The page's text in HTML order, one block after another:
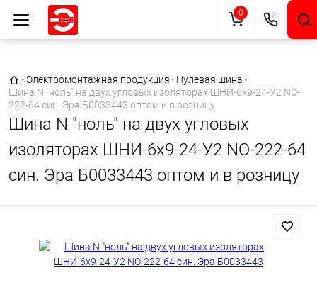
Главная страница
• Электромонтажная продукция • Нулевая шина •
Шина N "ноль" на двух угловых изоляторах ШНИ-6х9-24-У2 NO-
222-64 син. Эра Б0033443 оптом и в розницу
Шина N "ноль" на двух угловых
изоляторах ШНИ-6х9-24-У2 NO-222-64
син. Эра Б0033443 оптом и в розницу
0